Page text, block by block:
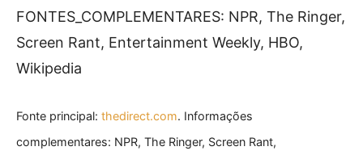
FONTES_COMPLEMENTARES: NPR, The Ringer,
Screen Rant, Entertainment Weekly, HBO,
Wikipedia
Fonte principal: thedirect.com. Informações
complementares: NPR, The Ringer, Screen Rant,